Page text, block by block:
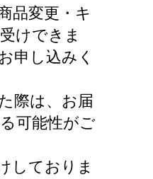
品変更・キ
けできま
申し込みく
際は、お届
可能性がご
しておりま